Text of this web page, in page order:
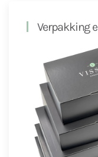
Verpakking